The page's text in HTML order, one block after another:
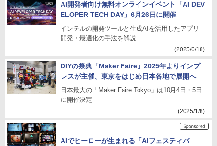
AI開発者向け無料オンラインイベント「AI DEV
ELOPER TECH DAY」6月26日に開催
インテルの開発ツールと生成AIを活用したアプリ
開発・最適化の手法を解説
(2025/6/18)
DIYの祭典「Maker Faire」2025年よりインプ
レスが主催、東京をはじめ日本各地で展開へ
日本最大の「Maker Faire Tokyo」は10月4日・5日
に開催決定
(2025/1/8)
AIでヒーローが生まれる「AIフェスティバ